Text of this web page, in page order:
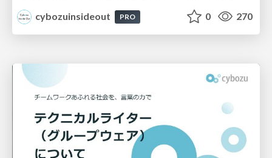
cybozuinsideout
PRO 0 270